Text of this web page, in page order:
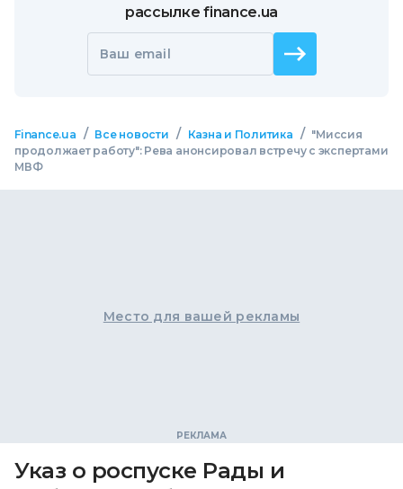
рассылке finance.ua
Ваш email
Finance.ua / Все новости / Казна и Политика / "Миссия
продолжает работу": Рева анонсировал встречу с экспертами
МВФ
Место для вашей рекламы
Указ о роспуске Рады и